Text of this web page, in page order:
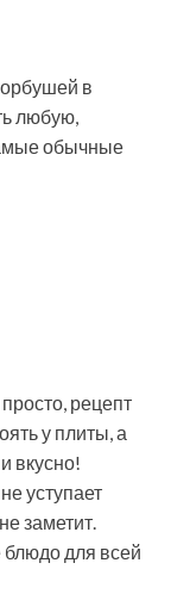
в
любую,
обычные
рецепт
у плиты, а
вкусно!
уступает
заметит.
блюдо для всей